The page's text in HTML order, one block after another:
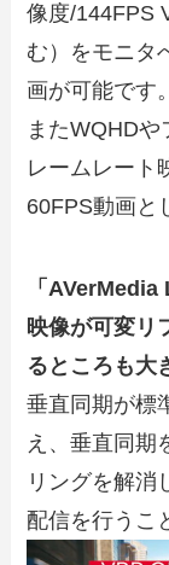
像度/144FPS
む）をモニタ
画が可能です。
またWQHD
レームレート
60FPS動画と
「
映像が可変リ
るところも大
垂直同期が標
え、垂直同期
リングを解消
配信を行うこ